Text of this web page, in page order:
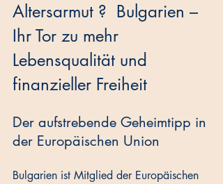
Altersarmut ?  Bulgarien –
Ihr Tor zu mehr
Lebensqualität und
finanzieller Freiheit
Der aufstrebende Geheimtipp in
der Europäischen Union
Bulgarien ist Mitglied der Europäischen